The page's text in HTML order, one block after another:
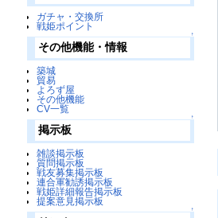
ガチャ・交換所
戦姫ポイント
↑
その他機能・情報
築城
貿易
よろず屋
その他機能
CV一覧
↑
掲示板
雑談掲示板
質問掲示板
戦友募集掲示板
連合軍勧誘掲示板
戦姫詳細報告掲示板
提案意見掲示板
↑